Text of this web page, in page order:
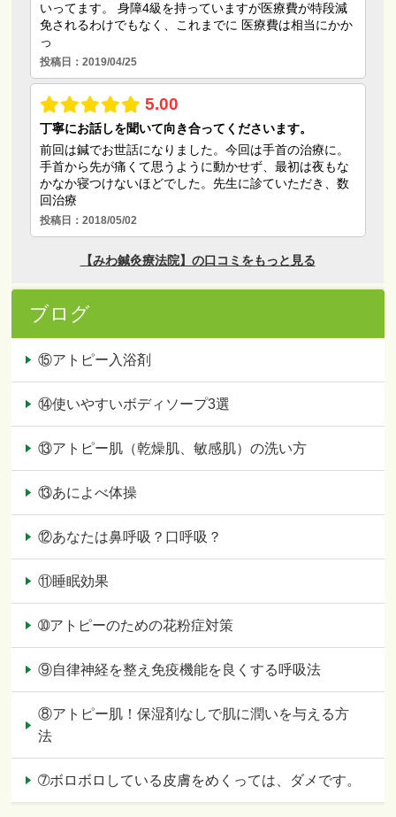
ブログ
⑮アトピー入浴剤
⑭使いやすいボディソープ3選
⑬アトピー肌（乾燥肌、敏感肌）の洗い方
⑬あによべ体操
⑫あなたは鼻呼吸？口呼吸？
⑪睡眠効果
➉アトピーのための花粉症対策
⑨自律神経を整え免疫機能を良くする呼吸法
⑧アトピー肌！保湿剤なしで肌に潤いを与える方
法
➆ボロボロしている皮膚をめくっては、ダメです。